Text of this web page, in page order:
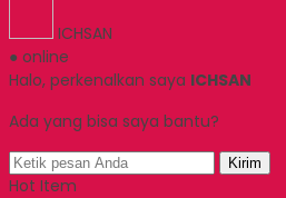
ICHSAN
● online
Halo, perkenalkan saya ICHSAN
Ada yang bisa saya bantu?
Kirim
Hot Item